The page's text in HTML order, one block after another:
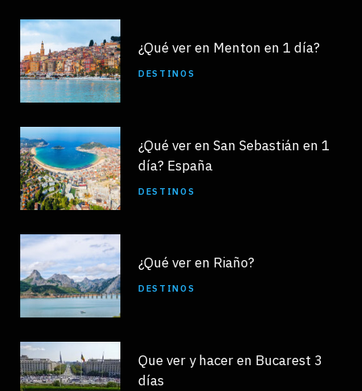
¿Qué ver en Menton en 1 día?
DESTINOS
¿Qué ver en San Sebastián en 1
día? España
DESTINOS
¿Qué ver en Riaño?
DESTINOS
Que ver y hacer en Bucarest 3
días